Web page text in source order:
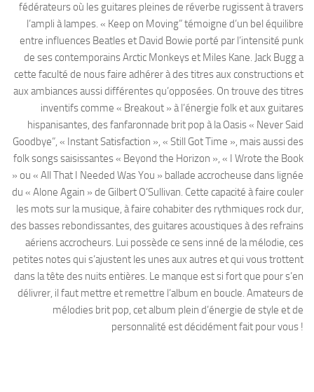
fédérateurs où les guitares pleines de réverbe rugissent à travers
l’ampli à lampes. « Keep on Moving” témoigne d’un bel équilibre
entre influences Beatles et David Bowie porté par l’intensité punk
de ses contemporains Arctic Monkeys et Miles Kane. Jack Bugg a
cette faculté de nous faire adhérer à des titres aux constructions et
aux ambiances aussi différentes qu’opposées. On trouve des titres
inventifs comme « Breakout » à l’énergie folk et aux guitares
hispanisantes, des fanfaronnade brit pop à la Oasis « Never Said
Goodbye”, « Instant Satisfaction », « Still Got Time », mais aussi des
folk songs saisissantes « Beyond the Horizon », « I Wrote the Book
» ou « All That I Needed Was You » ballade accrocheuse dans lignée
du « Alone Again » de Gilbert O’Sullivan. Cette capacité à faire couler
les mots sur la musique, à faire cohabiter des rythmiques rock dur,
des basses rebondissantes, des guitares acoustiques à des refrains
aériens accrocheurs. Lui possède ce sens inné de la mélodie, ces
petites notes qui s’ajustent les unes aux autres et qui vous trottent
dans la tête des nuits entières. Le manque est si fort que pour s’en
délivrer, il faut mettre et remettre l’album en boucle. Amateurs de
mélodies brit pop, cet album plein d’énergie de style et de
personnalité est décidément fait pour vous !